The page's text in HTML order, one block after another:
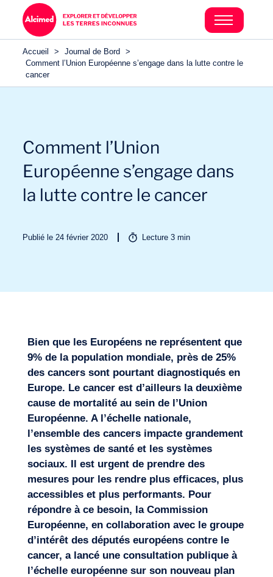
Secteurs
Missions
Accueil > Journal de Bord
>
Comment l’Union Européenne s’engage dans la lutte contre le
cancer
Comment l’Union
Européenne s’engage dans
la lutte contre le cancer
Publié le 24 février 2020 Lecture3 min
Bien que les Européens ne représentent que
9% de la population mondiale, près de 25%
des cancers sont pourtant diagnostiqués en
Europe. Le cancer est d’ailleurs la deuxième
cause de mortalité au sein de l’Union
Européenne. A l’échelle nationale,
l’ensemble des cancers impacte grandement
les systèmes de santé et les systèmes
sociaux. Il est urgent de prendre des
mesures pour les rendre plus efficaces, plus
accessibles et plus performants. Pour
répondre à ce besoin, la Commission
Européenne, en collaboration avec le groupe
d’intérêt des députés européens contre le
cancer, a lancé une consultation publique à
l’échelle européenne sur son nouveau plan